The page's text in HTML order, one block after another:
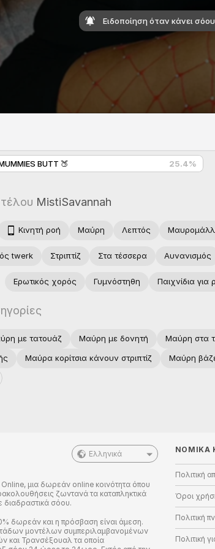
Ειδοποίηση όταν κάνει
BUTT 🍑 25.4%
MistiSavannah
Κινητή ροή Μαύρη Λεπτός
twerk Στριπτίζ Στα τέσσερα Αυνανισμός
Ερωτικός χoρός Γυμνόστηθη Παιχνίδια για
με τατουάζ Μαύρη με δονητή Μαύρη στα
Μαύρα κορίτσια κάνουν στριπτίζ Μαύρη
Ελληνικά
μια δωρεάν online κοινότητα όπου
ζωντανά τα καταπληκτικά
διαδραστικά σόου.
δωρεάν και η πρόσβαση είναι άμεση.
μοντέλων συμπεριλαμβανομένων
και Τρανσέξουαλ τα οποία
ΝΟΜΙΚΑ
Πολιτική
Όροι
Πολιτική
Πολιτική